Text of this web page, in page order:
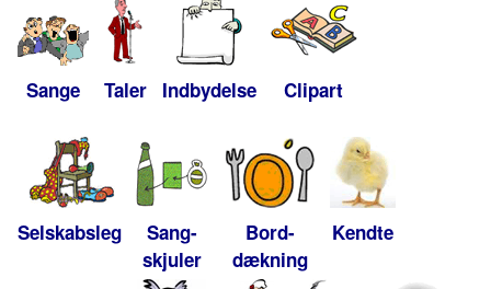
Sange Taler Indbydelse Clipart
Selskabsleg
Sang-
skjuler
Bord-
dækning
Kendte